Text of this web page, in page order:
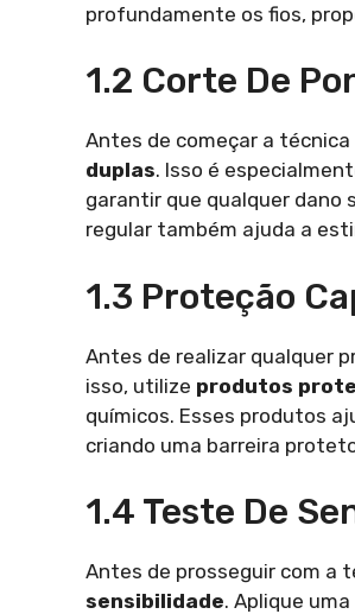
profundamente os fios,
1.2 Corte De
Antes de começar a
duplas. Isso é
garantir que qualquer dano
regular também ajuda a
1.3 Proteção
Antes de realizar qualquer
isso, utilize produtos
químicos. Esses produtos
criando uma barreira
1.4 Teste De
Antes de prosseguir com a
sensibilidade. Aplique